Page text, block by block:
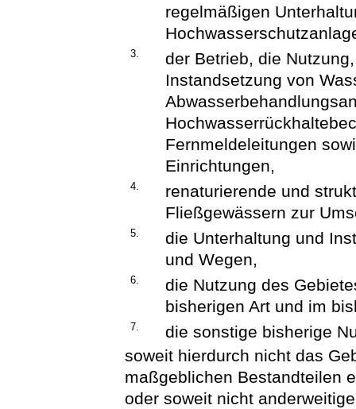
regelmäßigen
3.
der Betrieb, die
Instandsetzung von
Fernmeldeleitungen
Einrichtungen,
4.
renaturierende und
Fließgewässern zur
5.
die Unterhaltung und
und Wegen,
6.
die Nutzung des
bisherigen Art und im
7.
die sonstige bisherige
soweit hierdurch nicht das
maßgeblichen Bestandteilen
oder soweit nicht